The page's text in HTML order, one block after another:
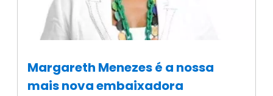
Margareth Menezes é a nossa
mais nova embaixadora